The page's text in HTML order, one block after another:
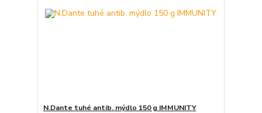
N.Dante tuhé antib. mýdlo 150 g IMMUNITY